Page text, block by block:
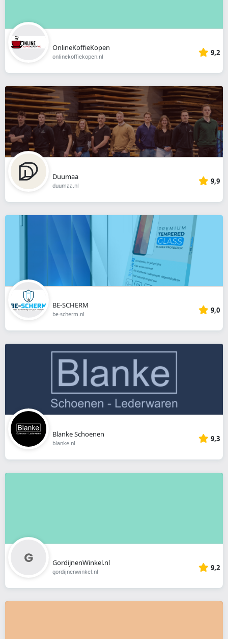
OnlineKoffieKopen
onlinekoffiekopen.nl 9,2
Duumaa
duumaa.nl 9,9
BE-SCHERM
be-scherm.nl 9,0
Blanke Schoenen
blanke.nl 9,3
GordijnenWinkel.nl
gordijnenwinkel.nl 9,2